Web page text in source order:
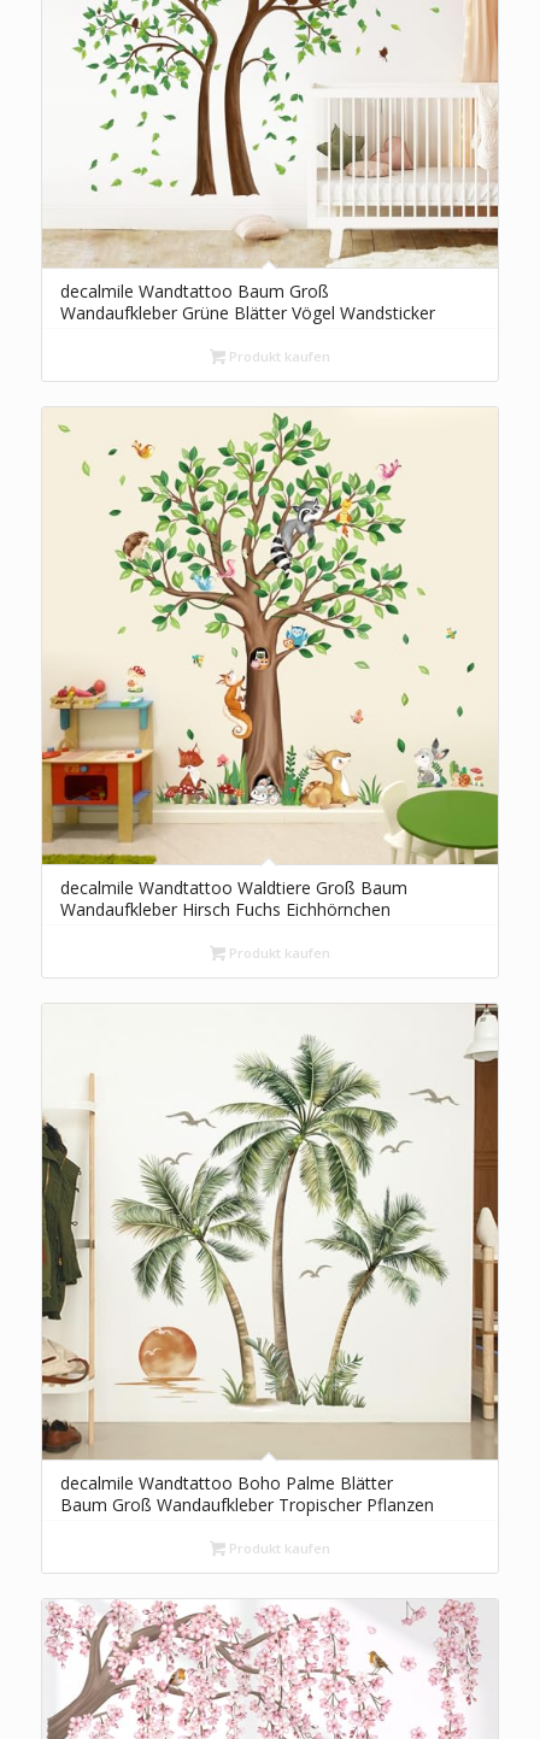
decalmile Wandtattoo Baum Groß
Wandaufkleber Grüne Blätter Vögel Wandsticker
Produkt kaufen
decalmile Wandtattoo Waldtiere Groß Baum
Wandaufkleber Hirsch Fuchs Eichhörnchen
Schlafzimmer WanddekoProdukt kaufen
decalmile Wandtattoo Boho Palme Blätter
Baum Groß Wandaufkleber Tropischer Pflanzen
Wanddeko(H: 49 inches/125 cm)
Produkt kaufen